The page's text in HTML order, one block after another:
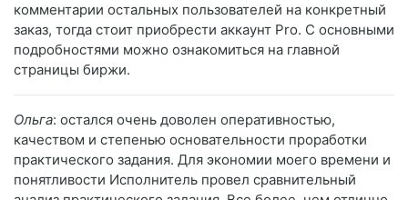
комментарии остальных пользователей на конкретный
заказ, тогда стоит приобрести аккаунт Pro. С основными
подробностями можно ознакомиться на главной
страницы биржи.
Ольга: остался очень доволен оперативностью,
качеством и степенью основательности проработки
практического задания. Для экономии моего времени и
понятливости Исполнитель провел сравнительный